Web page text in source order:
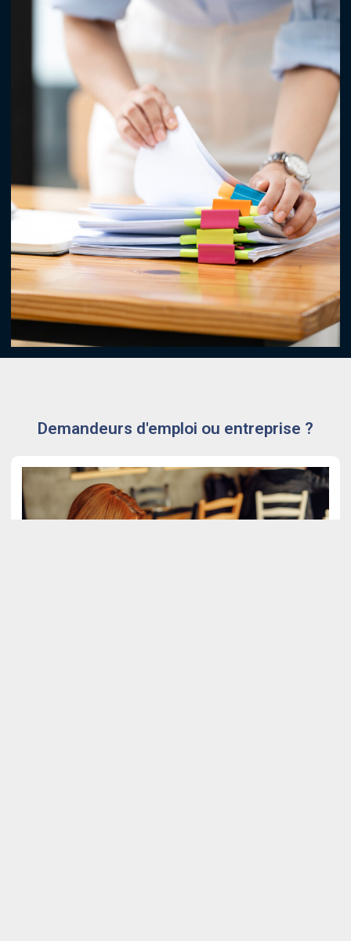
Demandeurs d'emploi ou entreprise ?